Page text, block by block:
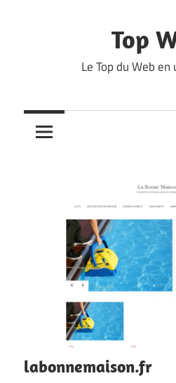
Top
Le Top du Web
labonnemaison.fr